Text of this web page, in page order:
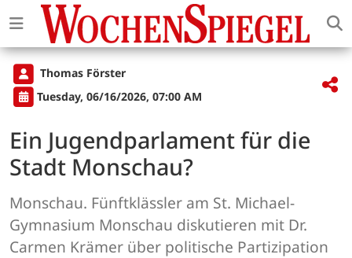
Thomas Förster
Tuesday, 06/16/2026, 07:00 AM
Ein Jugendparlament für die
Stadt Monschau?
Monschau. Fünftklässler am St. Michael-
Gymnasium Monschau diskutieren mit Dr.
Carmen Krämer über politische Partizipation